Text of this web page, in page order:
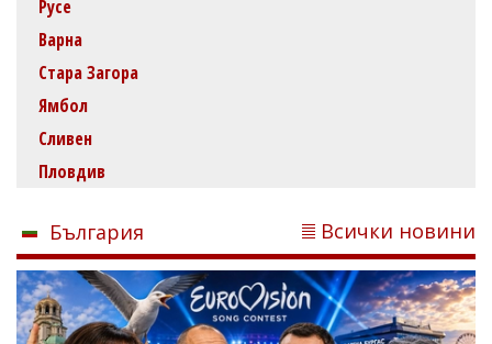
Русе
Варна
Стара Загора
Ямбол
Сливен
Пловдив
България Всички новини